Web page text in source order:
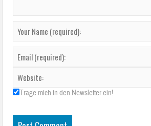
Trage mich in den Newsletter ein!